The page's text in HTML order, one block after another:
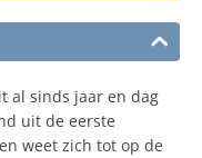
al sinds jaar en dag
uit de eerste
weet zich tot op de